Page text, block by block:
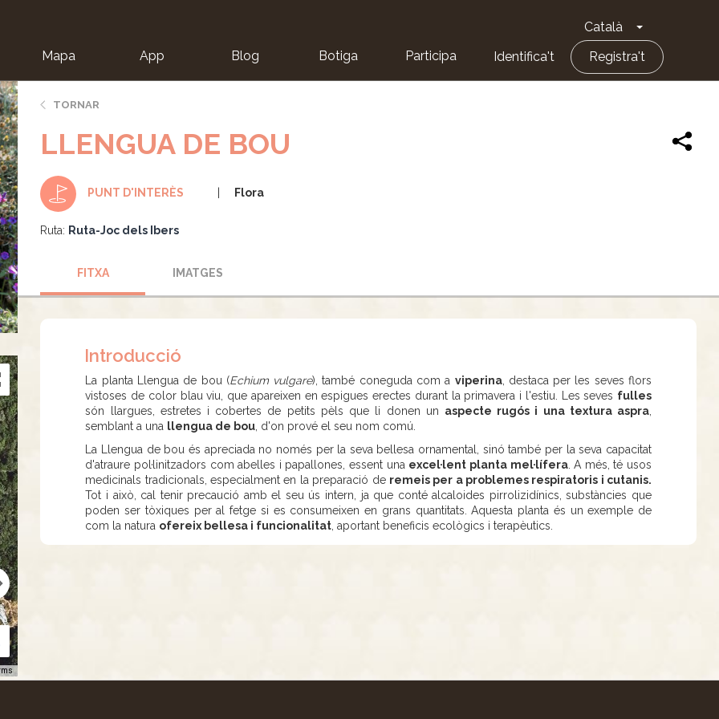
Català Toggle
Mapa App Blog Botiga Participa Identifica't Registra't
TORNAR
LLENGUA DE BOU
PUNT D'INTERÈS Flora
Ruta: Ruta-Joc dels Ibers
FITXA IMATGES
Introducció
La planta Llengua de bou (Echium vulgare), també coneguda com a viperina, destaca per les seves flors
vistoses de color blau viu, que apareixen en espigues erectes durant la primavera i l'estiu. Les seves fulles
són llargues, estretes i cobertes de petits pèls que li donen un aspecte rugós i una textura aspra
semblant a una llengua de bou , d'on prové el seu nom comú.
La Llengua de bou és apreciada no només per la seva bellesa ornamental, sinó també per la seva capacitat
d'atraure pol·linitzadors com abelles i papallones, essent una excel·lent planta mel·lífera. A més, té usos
medicinals tradicionals, especialment en la preparació de remeis per a problemes respiratoris i cutanis.
Tot i això, cal tenir precaució amb el seu ús intern, ja que conté alcaloides pirrolizidínics, substàncies que
poden ser tòxiques per al fetge si es consumeixen en grans quantitats. Aquesta planta és un exemple de
com la natura ofereix bellesa i funcionalitat , aportant beneficis ecològics i terapèutics.